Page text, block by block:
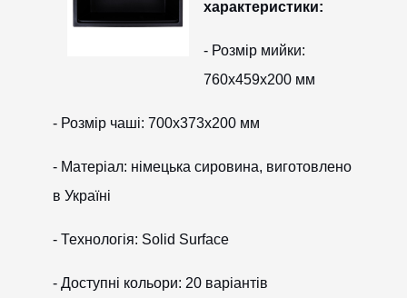
характеристики:
- Розмір мийки:
760x459x200 мм
- Розмір чаші: 700x373x200 мм
- Матеріал: німецька сировина, виготовлено
в Україні
- Технологія: Solid Surface
- Доступні кольори: 20 варіантів